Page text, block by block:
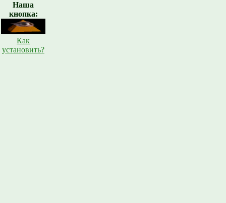
Наша
кнопка:
Как
установить?